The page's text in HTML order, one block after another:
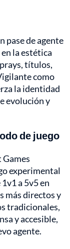
pase de agente
la estética
títulos,
como
la identidad
evolución y
de juego
experimental
a 5v5 en
más directos y
tradicionales,
y accesible,
agente.